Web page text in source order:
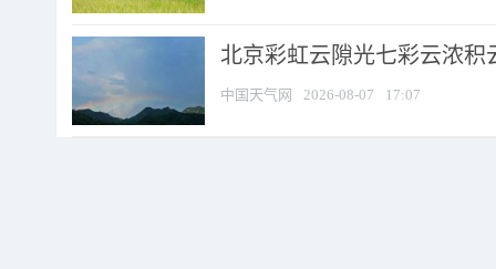
北京彩虹云隙光七彩云浓积
中国天气网 2026-08-07 17:07